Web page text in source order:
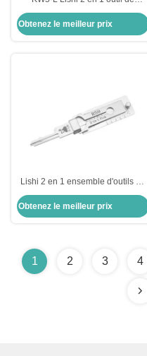
verrouillage pour serrures
résidentielles décodeur de
verrouillage en acier inoxydable
Obtenez le meilleur prix
Lishi 2 en 1 ensemble d'outils de
serrurerie R59 décodeur pick
master lock pick outils de
serrurerie domestique outils
Obtenez le meilleur prix
1 2 3 4